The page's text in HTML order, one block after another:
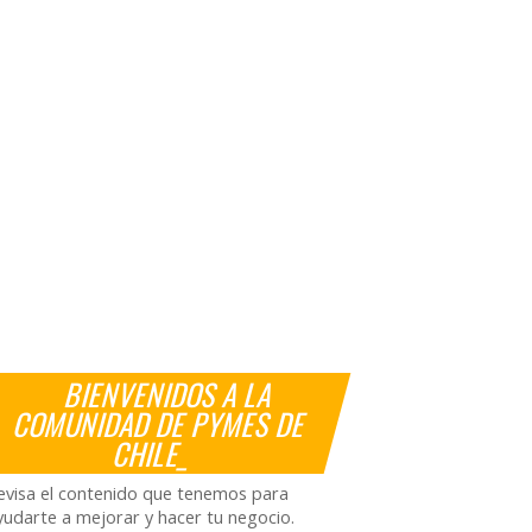
BIENVENIDOS A LA
COMUNIDAD DE PYMES DE
CHILE_
el contenido que tenemos para
a mejorar y hacer tu negocio.